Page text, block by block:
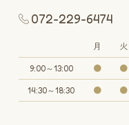
072-229-6474
月 火
9:00～13:00 ● ●
14:30～18:30 ● ●